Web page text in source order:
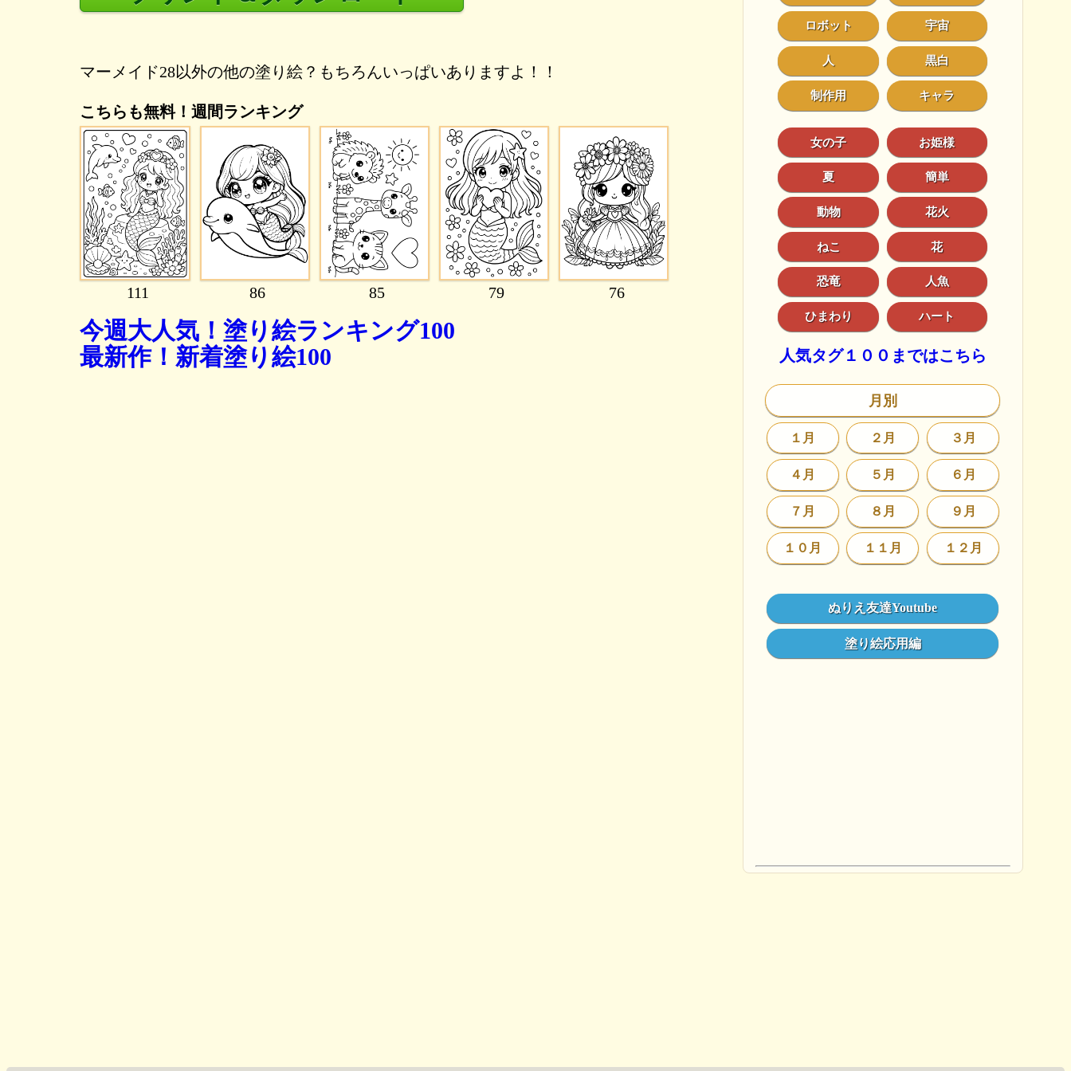
マーメイド28以外の他の塗り絵？もちろんいっぱいありますよ！！
こちらも無料！週間ランキング
111 86 85 79 76
今週大人気！塗り絵ランキング100
最新作！新着塗り絵100
ロボット 宇宙
人 黒白
制作用 キャラ
女の子 お姫様
夏 簡単
動物 花火
ねこ 花
恐竜 人魚
ひまわり ハート
人気タグ１００まではこちら
月別
１月 ２月 ３月
４月 ５月 ６月
７月 ８月 ９月
１０月 １１月 １２月
ぬりえ友達Youtube
塗り絵応用編